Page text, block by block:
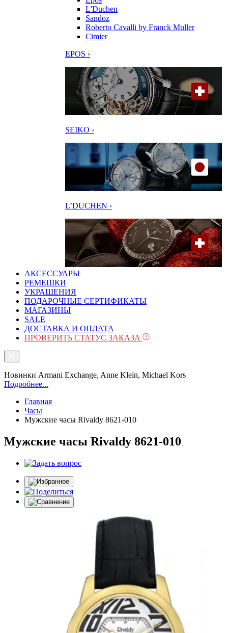
L'Duchen
Sandoz
Roberto Cavalli by Franck Muller
Cimier
EPOS ›
SEIKO ›
L’DUCHEN ›
АКСЕССУАРЫ
РЕМЕШКИ
УКРАШЕНИЯ
ПОДАРОЧНЫЕ СЕРТИФИКАТЫ
МАГАЗИНЫ
SALE
ДОСТАВКА И ОПЛАТА
ПРОВЕРИТЬ СТАТУС ЗАКАЗА
Новинки Armani Exchange, Anne Klein, Michael Kors
Подробнее...
Главная
Часы
Мужские часы Rivaldy 8621-010
Мужские часы Rivaldy 8621-010